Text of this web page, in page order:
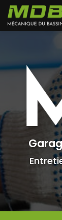
Aller
au
contenu
principal